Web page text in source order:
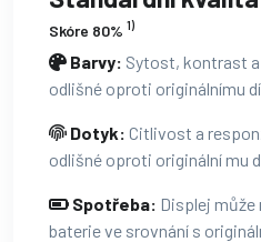
Skóre 80% 1)
Barvy: Sytost, kontrast a
odlišné oproti originálnímu
Dotyk: Citlivost a
odlišné oproti originální mu
Spotřeba: Displej může
baterie ve srovnání s